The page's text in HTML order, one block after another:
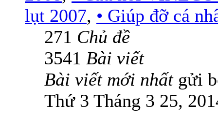
lụt 2007, • Giúp đỡ cá
271 Chủ đề
3541 Bài viết
Bài viết mới nhấtgửi
Thứ 3 Tháng 3 25,